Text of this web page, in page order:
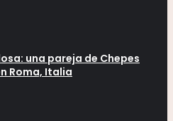
una pareja de Chepes
Roma, Italia